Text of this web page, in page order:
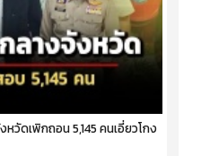
วัดเพิกถอน 5,145 คนเอี่ยวโกง